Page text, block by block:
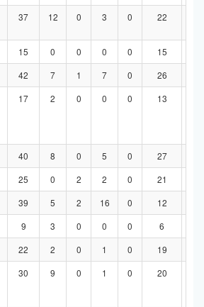
37 12 0 3 0 22
15 0 0 0 0 15
42 7 1 7 0 26
17 2 0 0 0 13
40 8 0 5 0 27
25 0 2 2 0 21
39 5 2 16 0 12
9 3 0 0 0 6
22 2 0 1 0 19
30 9 0 1 0 20